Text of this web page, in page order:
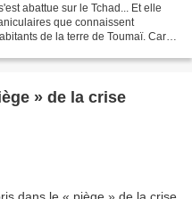
abattue sur le Tchad... Et elle
que connaissent
de la terre de Toumaï. Car
» de la crise